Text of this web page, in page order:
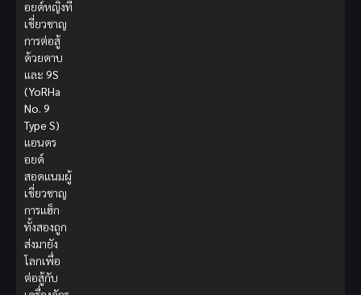
อยด์หญิงที่
เชี่ยวชาญ
การต่อสู้
ด้วยดาบ
และ 9S
(YoRHa
No. 9
Type S)
แอนดร
อยด์
สอดแนมผู้
เชี่ยวชาญ
การแฮ็ก
ทั้งสองถูก
ส่งมายัง
โลกเพื่อ
ต่อสู้กับ